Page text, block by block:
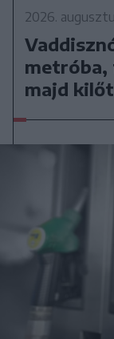
2026.
metróba,
majd